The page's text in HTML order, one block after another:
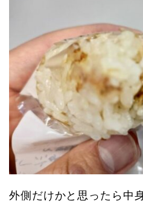
外側だけかと思ったら中